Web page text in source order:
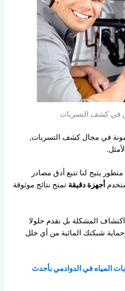
كشف التسربات
في مجال كشف التسربات,
متطور يتيح لنا تتبع أدق مصادر
أجهزة دقيقة تمنح نتائج موثوقة
اكتشاف المشكلة بل نقدم حلولا
شبكتك المائية من أي خلل
المياه في الدوادمي بأحدث